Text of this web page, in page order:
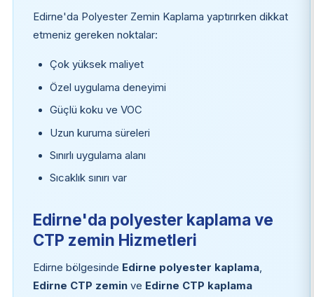
Edirne'da Polyester Zemin Kaplama yaptırırken dikkat
etmeniz gereken noktalar:
Çok yüksek maliyet
Özel uygulama deneyimi
Güçlü koku ve VOC
Uzun kuruma süreleri
Sınırlı uygulama alanı
Sıcaklık sınırı var
Edirne'da polyester kaplama ve
CTP zemin Hizmetleri
Edirne bölgesinde Edirne polyester kaplama,
Edirne CTP zeminve Edirne CTP kaplama